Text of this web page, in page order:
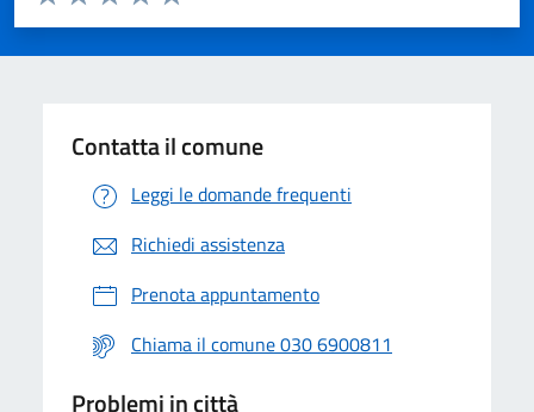
Valuta 5 stelle su 5
Valuta 4 stelle su 5
Valuta 3 stelle su 5
Valuta 2 stelle su 5
Valuta 1 stelle su 5
Contatta il comune
Leggi le domande frequenti
Richiedi assistenza
Prenota appuntamento
Chiama il comune 030 6900811
Problemi in città